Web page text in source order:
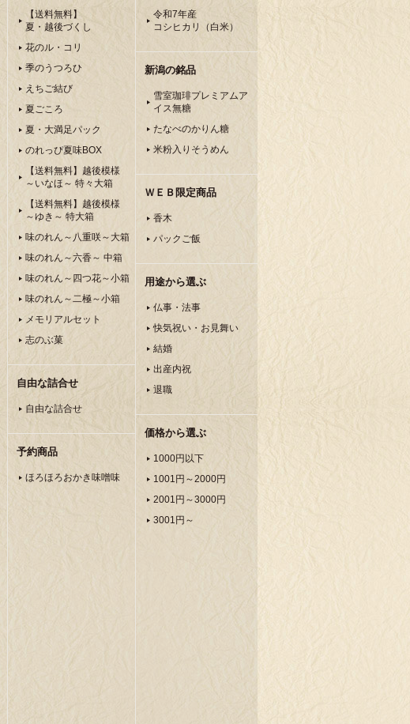
【送料無料】
夏・越後づくし
花のル・コリ
季のうつろひ
えちご結び
夏ごころ
夏・大満足パック
のれっぴ夏味BOX
【送料無料】越後模様
～いなほ～ 特々大箱
【送料無料】越後模様
～ゆき～ 特大箱
味のれん～八重咲～大箱
味のれん～六香～ 中箱
味のれん～四つ花～小箱
味のれん～二極～小箱
メモリアルセット
志のぶ菓
自由な詰合せ
自由な詰合せ
予約商品
ほろほろおかき味噌味
令和7年産
コシヒカリ（白米）
新潟の銘品
雪室珈琲プレミアムア
イス無糖
たなべのかりん糖
米粉入りそうめん
ＷＥＢ限定商品
香木
パックご飯
用途から選ぶ
仏事・法事
快気祝い・お見舞い
結婚
出産内祝
退職
価格から選ぶ
1000円以下
1001円～2000円
2001円～3000円
3001円～